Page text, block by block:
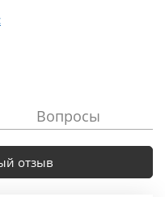
Вопросы
отзыв